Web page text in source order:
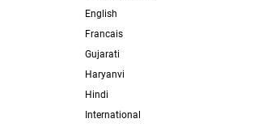
English
Francais
Gujarati
Haryanvi
Hindi
International